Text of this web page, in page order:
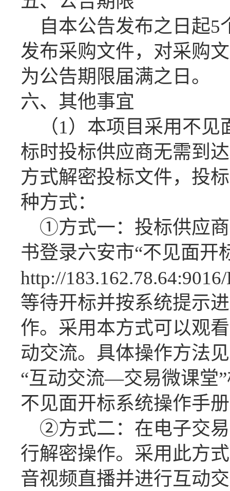
自本公告发布之日起5
发布采购文件，对采购
为公告期限届满之日。
六、其他事宜
（1）本项目采用不见
标时投标供应商无需到
方式解密投标文件，投
种方式：
①方式一：投标供应
书登录六安市“不见面开
http://
等待开标并按系统提示
作。采用本方式可以观
动交流。具体操作方法
“互动交流—交易微课堂
不见面开标系统操作手
②方式二：在电子交
行解密操作。采用此方
音视频直播并进行互动